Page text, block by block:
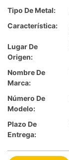
Tipo De Metal:
Característica:
Lugar De
Origen:
Nombre De
Marca:
Número De
Modelo:
Plazo De
Entrega: